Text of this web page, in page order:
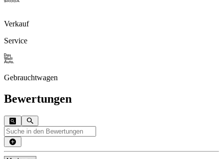
Verkauf
Service
Gebrauchtwagen
Bewertungen